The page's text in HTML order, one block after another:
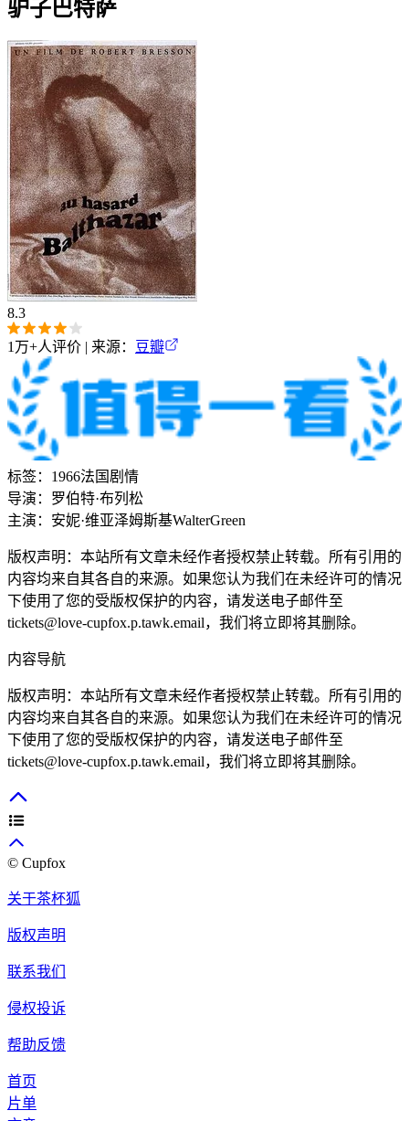
驴子巴特萨
8.3
1万+人评价 | 来源： 豆瓣
标签： 1966法国 剧情
导演： 罗伯特·布列松
主演： 安妮·维亚泽姆斯基WalterGreen
版权声明：本站所有文章未经作者授权禁止转载。所有引用的
内容均来自其各自的来源。如果您认为我们在未经许可的情况
下使用了您的受版权保护的内容，请发送电子邮件至
tickets@love-cupfox.p.tawk.email，我们将立即将其删除。
内容导航
版权声明：本站所有文章未经作者授权禁止转载。所有引用的
内容均来自其各自的来源。如果您认为我们在未经许可的情况
下使用了您的受版权保护的内容，请发送电子邮件至
tickets@love-cupfox.p.tawk.email，我们将立即将其删除。
© Cupfox
关于茶杯狐
版权声明
联系我们
侵权投诉
帮助反馈
首页
片单